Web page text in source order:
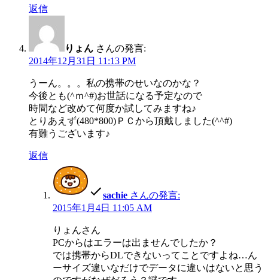
返信
りょん さんの発言:
2014年12月31日 11:13 PM
うーん。。。私の携帯のせいなのかな？
今後とも(^ｍ^#)お世話になる予定なので
時間など改めて何度か試してみますね♪
とりあえず(480*800)ＰＣから頂戴しました(^^#)
有難うございます♪
返信
sachie さんの発言:
2015年1月4日 11:05 AM
りょんさん
PCからはエラーは出ませんでしたか？
では携帯からDLできないってことですよね…ん
ーサイズ違いなだけでデータに違いはないと思う